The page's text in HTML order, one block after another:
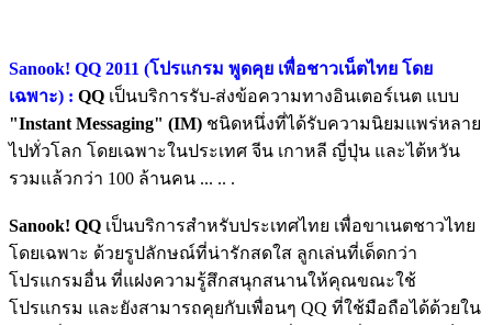
Sanook! QQ 2011 (โปรแกรม พูดคุย เพื่อชาวเน็ตไทย โดย
เฉพาะ) : QQ เป็นบริการรับ-ส่งข้อความทางอินเตอร์เนต แบบ
"Instant Messaging" (IM) ชนิดหนึ่งที่ได้รับความนิยมแพร่หลาย
ไปทั่วโลก โดยเฉพาะในประเทศ จีน เกาหลี ญี่ปุ่น และไต้หวัน
รวมแล้วกว่า 100 ล้านคน ... .. .
Sanook! QQ เป็นบริการสำหรับประเทศไทย เพื่อขาเนตชาวไทย
โดยเฉพาะ ด้วยรูปลักษณ์ที่น่ารักสดใส ลูกเล่นที่เด็ดกว่า
โปรแกรมอื่น ที่แฝงความรู้สึกสนุกสนานให้คุณขณะใช้
โปรแกรม และยังสามารถคุยกับเพื่อนๆ QQ ที่ใช้มือถือได้ด้วยใน